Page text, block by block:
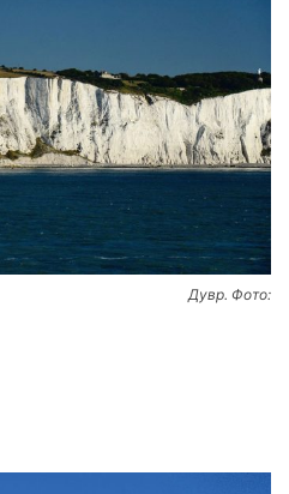
Дувр. Фото: